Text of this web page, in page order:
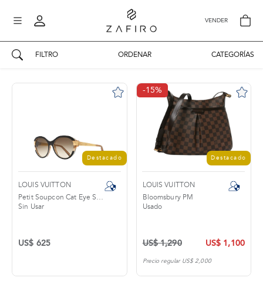
VENDER
FILTRO ORDENAR CATEGORÍAS
Publicaciones
Compras
Ventas
Destacado
LOUIS VUITTON
Petit Soupcon Cat Eye Sunglasses
Sin Usar
US$ 625
-15%
Destacado
LOUIS VUITTON
Bloomsbury PM
Usado
US$ 1,290 US$ 1,100
Precio regular US$ 2,000